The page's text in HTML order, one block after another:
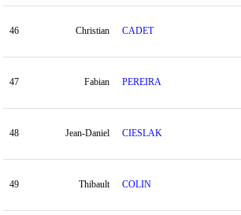
46 Christian CADET
47 Fabian PEREIRA
48 Jean-Daniel CIESLAK
49 Thibault COLIN